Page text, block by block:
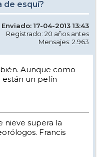
de esquí?
Enviado: 17-04-2013 13:43
Registrado: 20 años antes
Mensajes: 2.963
Aunque como
están un pelín
nieve supera la
Francis